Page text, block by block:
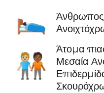
🛌🏻
Άνθρωπος
🧑🏼‍🤝‍🧑🏾
Άτομα
Μεσαία